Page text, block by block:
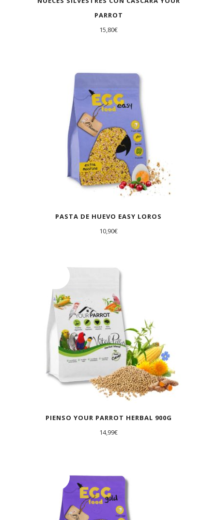
PARROT
15,80€
PASTA DE HUEVO EASY LOROS
10,90€
PIENSO YOUR PARROT HERBAL 900G
14,99€
AGOTADO